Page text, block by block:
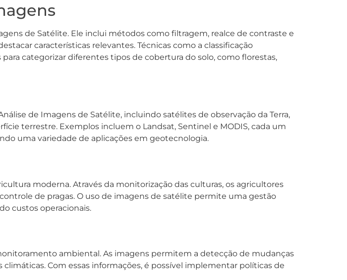
de Satélite. Ele inclui métodos como filtragem, realce de contraste e
características relevantes. Técnicas como a classificação
categorizar diferentes tipos de cobertura do solo, como florestas,
de Imagens de Satélite, incluindo satélites de observação da Terra,
terrestre. Exemplos incluem o Landsat, Sentinel e MODIS, cada um
uma variedade de aplicações em geotecnologia.
moderna. Através da monitorização das culturas, os agricultores
de pragas. O uso de imagens de satélite permite uma gestão
custos operacionais.
ambiental. As imagens permitem a detecção de mudanças
Com essas informações, é possível implementar políticas de